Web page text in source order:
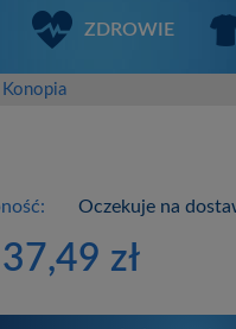
ZDROWIE
Oczekuje na
37,49 zł